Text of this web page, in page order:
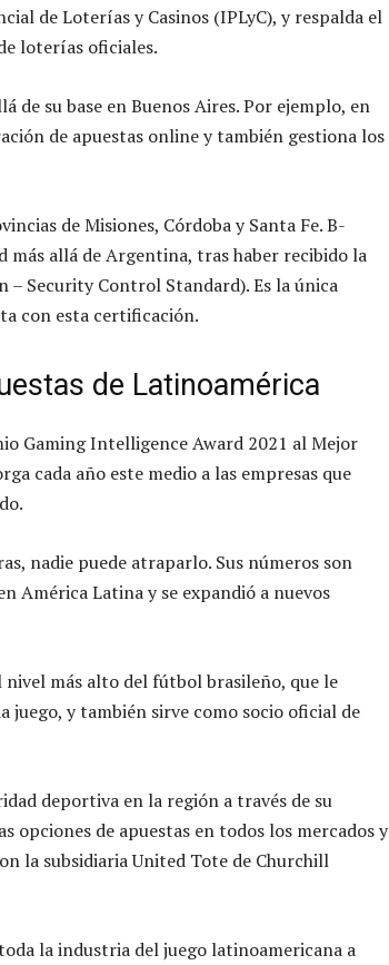
de Loterías y Casinos (IPLyC), y respalda el
loterías oficiales.
de su base en Buenos Aires. Por ejemplo, en
de apuestas online y también gestiona los
de Misiones, Córdoba y Santa Fe. B-
más allá de Argentina, tras haber recibido la
Security Control Standard). Es la única
con esta certificación.
de Latinoamérica
Gaming Intelligence Award 2021 al Mejor
cada año este medio a las empresas que
nadie puede atraparlo. Sus números son
América Latina y se expandió a nuevos
más alto del fútbol brasileño, que le
juego, y también sirve como socio oficial de
deportiva en la región a través de su
opciones de apuestas en todos los mercados y
la subsidiaria United Tote de Churchill
la industria del juego latinoamericana a